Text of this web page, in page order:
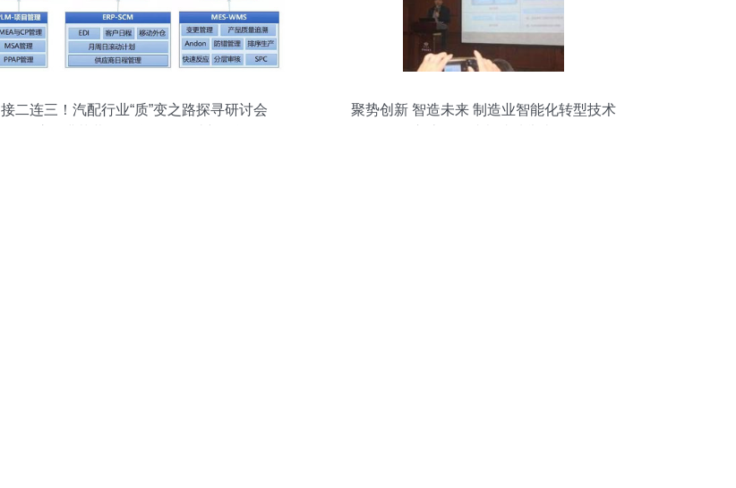
接二连三！汽配行业“质”变之路探寻研讨会
聚势创新 智造未来 制造业智能化转型技术